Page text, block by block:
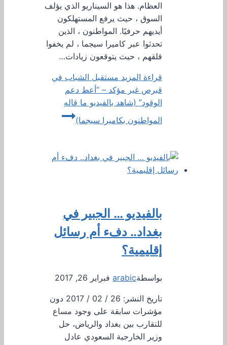
العظام. هذا هو السيناريو الذي يؤلف
السوق ، حيث يرفع المستهلكون
أيديهم حرفيًا. المواطنون ، الذين
تحدثوا عبر كاميرا سيجما ، لم يخفوا
قلقهم ، حيث يتوقعون زيادات…
قراءة المزيد مستقبل الشباب في
قبرص غير مؤكد – “أعط دعم
الوقود” (شاهد بالفيديو ما قاله
المواطنون بكاميرا سيجما)
بالفيديو … الجبير في
بغداد.. دفء أم رسائل
إقليمية؟
بواسطةarabic فبراير 26, 2017
تاريخ النشر: 26 / 02 / 2017 دون
مؤشرات سابقة على وجود مساع
للتقارب بين بغداد والرياض، حل
وزير الخارجية السعودي عادل